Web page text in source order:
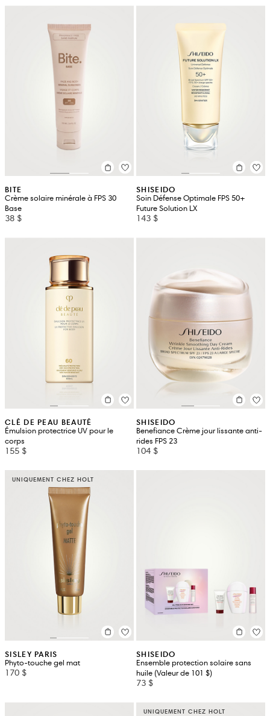
BITE
Crème solaire minérale à FPS 30
Base
38 $
SHISEIDO
Soin Défense Optimale FPS 50+
Future Solution LX
143 $
CLÉ DE PEAU BEAUTÉ
Émulsion protectrice UV pour le
corps
155 $
SHISEIDO
Benefiance Crème jour lissante anti-
rides FPS 23
104 $
UNIQUEMENT CHEZ HOLT
SISLEY PARIS
Phyto-touche gel mat
170 $
SHISEIDO
Ensemble protection solaire sans
huile (Valeur de 101 $)
73 $
UNIQUEMENT CHEZ HOLT